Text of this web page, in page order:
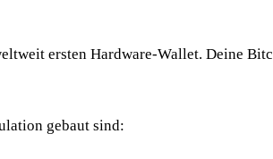
ersten Hardware-Wallet. Deine
gebaut sind: